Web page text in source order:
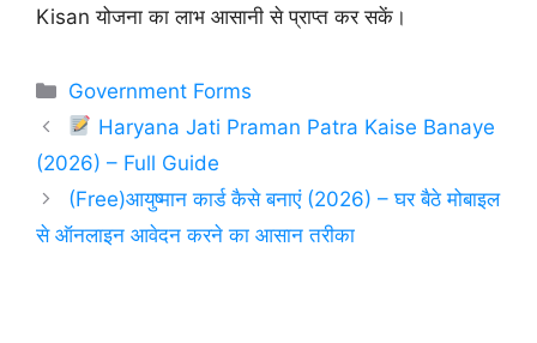
Kisan योजना का लाभ आसानी से प्राप्त कर सकें।
Categories
Government Forms
Haryana Jati Praman Patra Kaise Banaye
(2026) – Full Guide
(Free)आयुष्मान कार्ड कैसे बनाएं (2026) – घर बैठे मोबाइल
से ऑनलाइन आवेदन करने का आसान तरीका